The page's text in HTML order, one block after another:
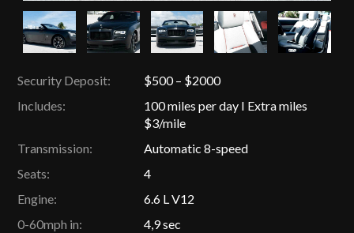
Security Deposit:
$500 – $2000
Includes:
100 miles per day I Extra miles
$3/mile
Transmission:
Automatic 8-speed
Seats:
4
Engine:
6.6 L V12
0-60mph in:
4,9 sec